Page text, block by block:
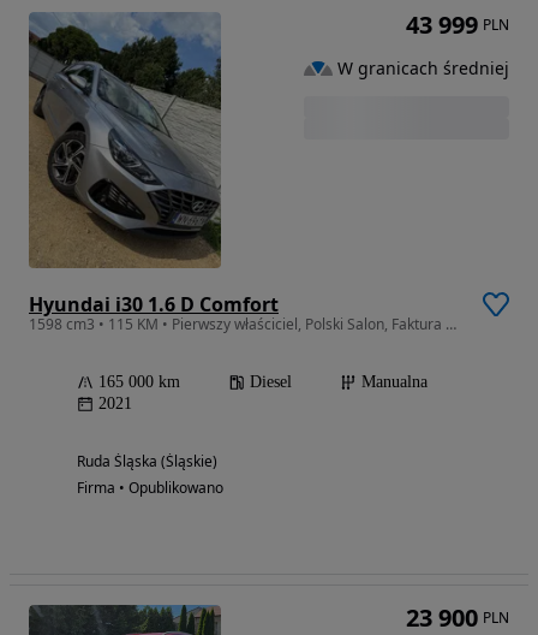
Hyundai i30 1.6 D Comfort
1598 cm3 • 115 KM • Pierwszy właściciel, Polski Salon, Faktura VAT, Tablet, Kamera, ASO
165 000 km Diesel
Manualna
2021
Ruda Śląska (Śląskie)
Firma • Opublikowano
43 999 PLN
W granicach średniej
23 900 PLN